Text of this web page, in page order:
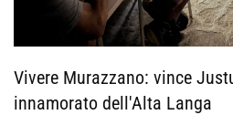
Vivere Murazzano: vince
innamorato dell'Alta Langa